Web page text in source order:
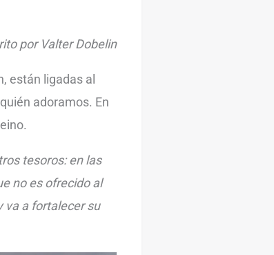
por Valter Dobelin
están ligadas al
adoramos. En
tesoros: en las
no es ofrecido al
va a fortalecer su